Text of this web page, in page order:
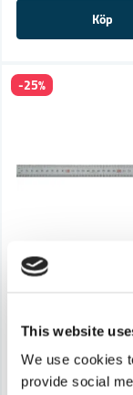
This website
We use cookies
provide social
Köp
124 kr
93 kr
Finns i Webblager
-25%